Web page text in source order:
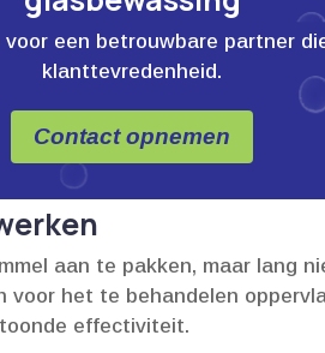
voor een betrouwbare partner
klanttevredenheid.
Contact opnemen
aan te pakken, maar lang
het te behandelen
effectiviteit.​